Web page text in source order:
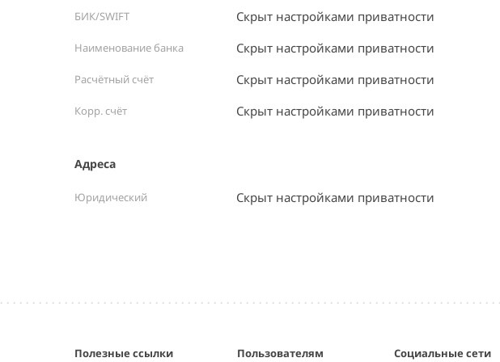
БИК/SWIFT Скрыт настройками приватности
Наименование банка Скрыт настройками приватности
Расчётный счёт Скрыт настройками приватности
Корр. счёт Скрыт настройками приватности
Адреса
Юридический Скрыт настройками приватности
Полезные ссылки Пользователям Социальные сети